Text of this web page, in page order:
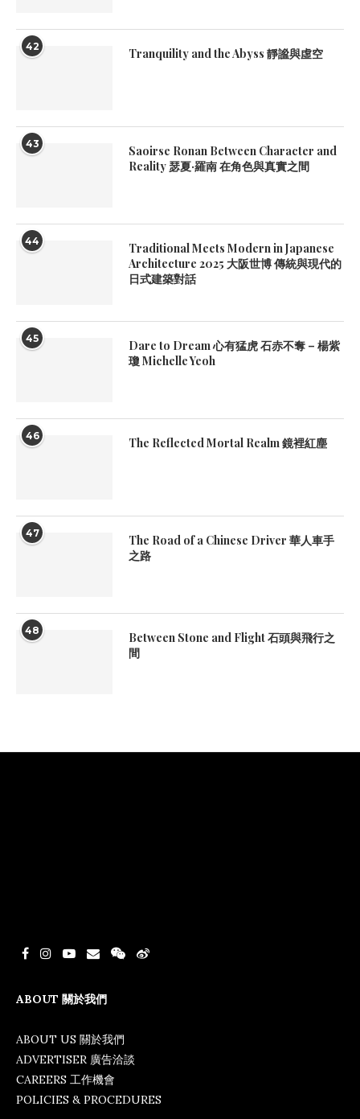
42 Tranquility and the Abyss 靜謐與虛空
43
Saoirse Ronan Between Character and
Reality 瑟夏·羅南 在角色與真實之間
44
Traditional Meets Modern in Japanese
Architecture 2025 大阪世博 傳統與現代的
日式建築對話
45
Dare to Dream 心有猛虎 石赤不奪 – 楊紫
瓊 Michelle Yeoh
46 The Reflected Mortal Realm 鏡裡紅塵
47
The Road of a Chinese Driver 華人車手
之路
48
Between Stone and Flight 石頭與飛行之
間
ABOUT 關於我們
ABOUT US 關於我們
ADVERTISER 廣告洽談
CAREERS 工作機會
POLICIES & PROCEDURES